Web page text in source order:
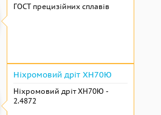
ГОСТ прецизійних сплавів
Ніхромовий дріт ХН70Ю
Ніхромовий дріт ХН70Ю -
2.4872